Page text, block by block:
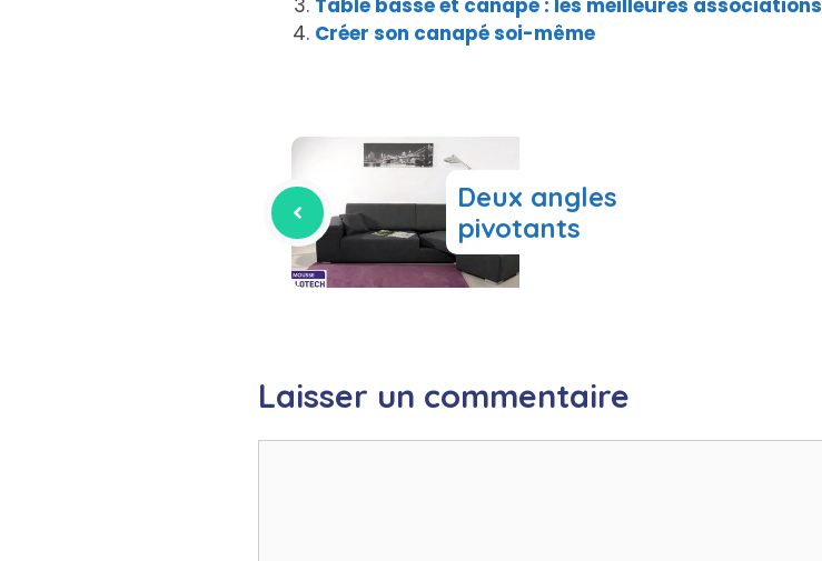
Table basse et canapé : les meilleures associations
Créer son canapé soi-même
Deux angles
pivotants
Laisser un commentaire